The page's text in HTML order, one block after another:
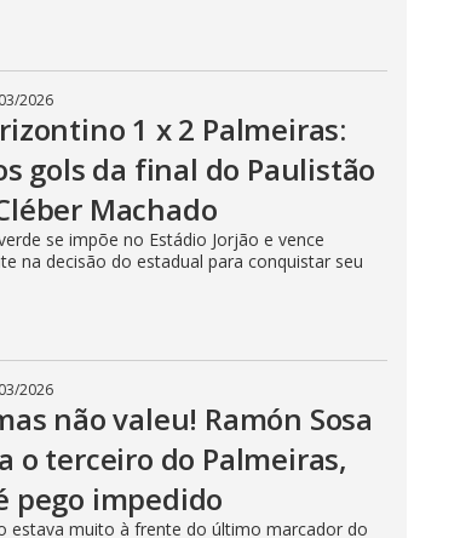
2026
1 x 2 Palmeiras:
gols da final do Paulistão
Machado
se impõe no Estádio Jorjão e vence
na decisão do estadual para conquistar seu
2026
não valeu! Ramón Sosa
o terceiro do Palmeiras,
pego impedido
estava muito à frente do último marcador do